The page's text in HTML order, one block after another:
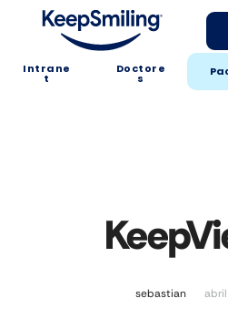
Intrane
t
Doctore
s
sebastian